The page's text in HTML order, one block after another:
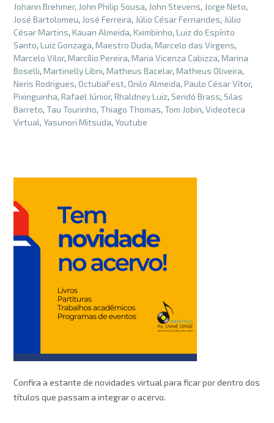
Johann Brehmer, John Philip Sousa, John Stevens, Jorge Neto,
José Bartolomeu, José Ferreira, Júlio César Fernandes, Júlio
César Martins, Kauan Almeida, Kximbinho, Luiz do Espírito
Santo, Luiz Gonzaga, Maestro Duda, Marcelo das Virgens,
Marcelo Vilor, Marcílio Pereira, Maria Vicenza Cabizza, Marina
Boselli, Martinelly Libni, Matheus Bacelar, Matheus Oliveira,
Neris Rodrigues, OctubaFest, Onilo Almeida, Paulo César Vítor,
Pixinguinha, Rafael Júnior, Rhaldney Luiz, Seridó Brass, Silas
Barreto, Tau Tourinho, Thiago Thomas, Tom Jobin, Videoteca
Virtual, Yasunori Mitsuda, Youtube
Confira a estante de novidades virtual para ficar por dentro dos
títulos que passam a integrar o acervo.